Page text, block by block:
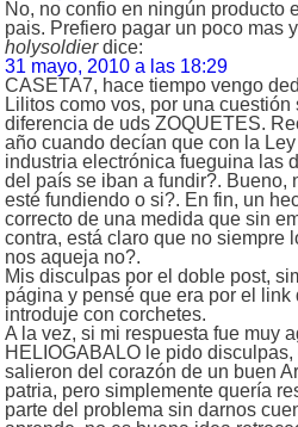
No, no confio en ningún producto
pais. Prefiero pagar un poco mas
holysoldier dice:
31 mayo, 2010 a las 18:29
CASETA7, hace tiempo vengo
Lilitos como vos, por una
diferencia de uds ZOQUETES.
año cuando decían que con la
industria electrónica fueguina las
del país se iban a fundir?. Bueno,
esté fundiendo o si?. En fin, un
correcto de una medida que sin
contra, está claro que no siempre
nos aqueja no?.
Mis disculpas por el doble post,
página y pensé que era por el
introduje con corchetes.
A la vez, si mi respuesta fue muy
HELIOGABALO le pido
salieron del corazón de un buen
patria, pero simplemente quería
parte del problema sin darnos